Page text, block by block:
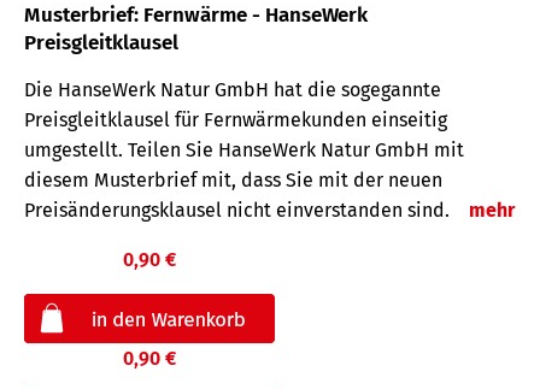
Musterbrief: Fernwärme - HanseWerk
Preisgleitklausel
Die HanseWerk Natur GmbH hat die sogegannte
Preisgleitklausel für Fernwärmekunden einseitig
umgestellt. Teilen Sie HanseWerk Natur GmbH mit
diesem Musterbrief mit, dass Sie mit der neuen
Preisänderungsklausel nicht einverstanden sind.
mehr
0,90 €
0,90 €